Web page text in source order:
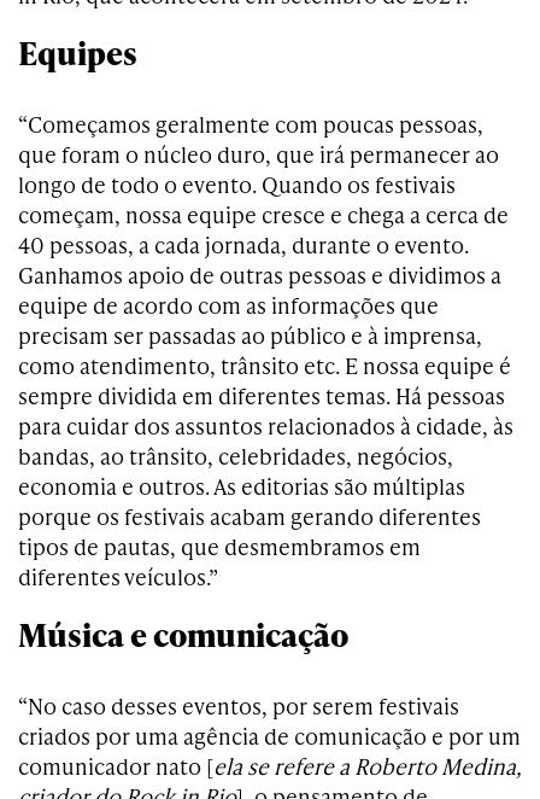
Equipes
“Começamos geralmente com poucas pessoas,
que foram o núcleo duro, que irá permanecer ao
longo de todo o evento. Quando os festivais
começam, nossa equipe cresce e chega a cerca de
40 pessoas, a cada jornada, durante o evento.
Ganhamos apoio de outras pessoas e dividimos a
equipe de acordo com as informações que
precisam ser passadas ao público e à imprensa,
como atendimento, trânsito etc. E nossa equipe é
sempre dividida em diferentes temas. Há pessoas
para cuidar dos assuntos relacionados à cidade, às
bandas, ao trânsito, celebridades, negócios,
economia e outros. As editorias são múltiplas
porque os festivais acabam gerando diferentes
tipos de pautas, que desmembramos em
diferentes veículos.”
Música e comunicação
“No caso desses eventos, por serem festivais
criados por uma agência de comunicação e por um
comunicador nato [ela se refere a Roberto Medina,